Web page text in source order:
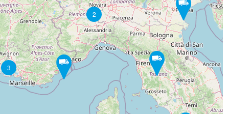
2
3